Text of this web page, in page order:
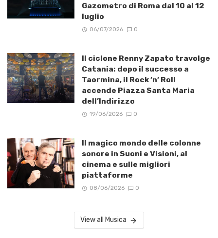
Gazometro di Roma dal 10 al 12
luglio
06/07/2026 0
Il ciclone Renny Zapato travolge
Catania: dopo il successo a
Taormina, il Rock ’n’ Roll
accende Piazza Santa Maria
dell’Indirizzo
19/06/2026 0
Il magico mondo delle colonne
sonore in Suoni e Visioni, al
cinema e sulle migliori
piattaforme
08/06/2026 0
View all Musica